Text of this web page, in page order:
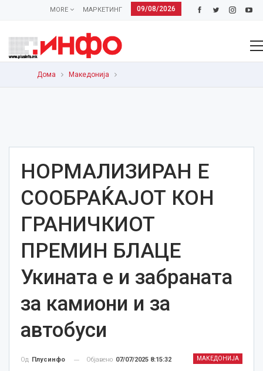
09/08/2026
МАРКЕТИНГ
MORE
Дома Македонија
НОРМАЛИЗИРАН Е
СООБРАЌАЈОТ КОН
ГРАНИЧКИОТ
ПРЕМИН БЛАЦЕ
Укината е и забраната
за камиони и за
автобуси
МАКЕДОНИЈА
Од Плусинфо Објавено 07/07/2025 8:15:32